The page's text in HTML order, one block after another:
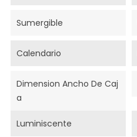
Sumergible
Calendario
Dimension Ancho De Caj
A
Luminiscente